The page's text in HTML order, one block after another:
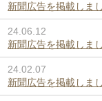
新聞広告を掲載しま
24.06.12
新聞広告を掲載しま
24.02.07
新聞広告を掲載しま